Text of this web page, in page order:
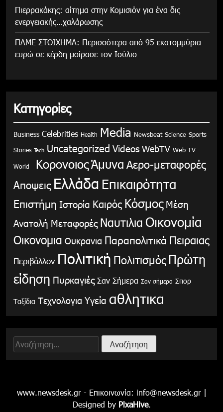
Πιερρακάκης: αίτημα στην Κομισιόν για ένα δις
ενεργειακής…χαλάρωσης
ΠΑΜΕ ΣΤΟΙΧΗΜΑ: Περισσότερα από 95 εκατομμύρια
ευρώ σε κέρδη μοίρασε τον Ιούλιο
Κατηγορίες
Business Celebrities Health Media Newsbeat Science Sports
Stories Tech Uncategorized Videos WebTV Web TV
World ΚορονοιοςΆμυνα Αερο-μεταφορές
Αποψεις Ελλάδα Επικαιρότητα
Επιστήμη Ιστορία Καιρός Κόσμος Μέση
Ανατολή Μεταφορές Ναυτιλια Οικονομία
Οικονομια Ουκρανια Παραπολιτικά Πειραιας
Περιβάλλον Πολιτική Πολιτισμός Πρώτη
είδηση Πυρκαγιές Σαν Σήμερα Σαν σήμερα Σπορ
Ταξίδια Τεχνολογια Υγεία αθλητικα
Αναζήτηση
για:
www.newsdesk.gr - Επικοινωνία: info@newsdesk.gr |
Designed by PixaHive.